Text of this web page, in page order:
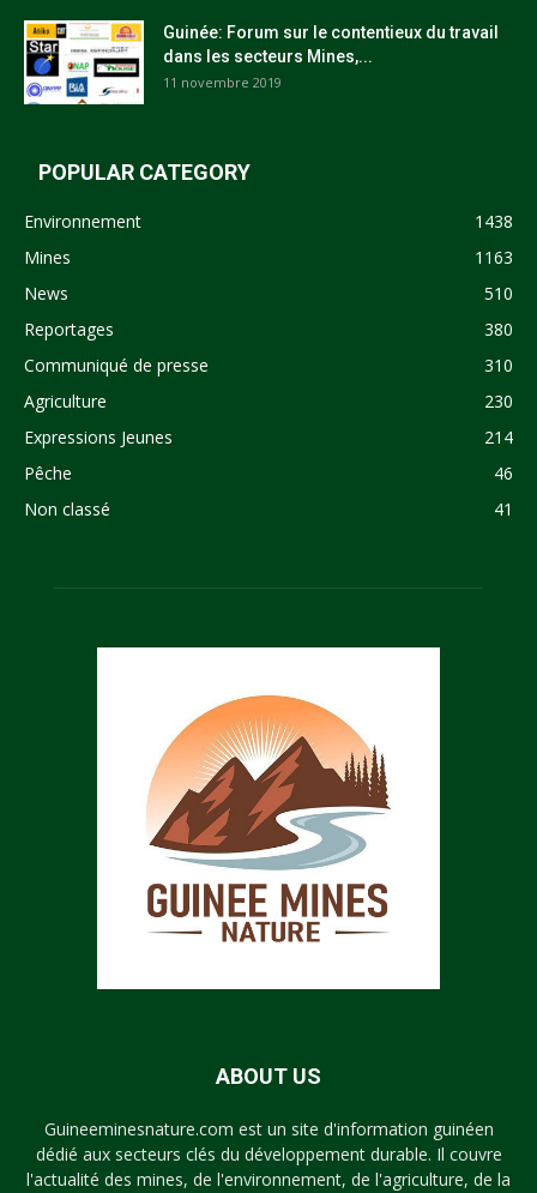
Guinée: Forum sur le contentieux du travail
dans les secteurs Mines,...
11 novembre 2019
POPULAR CATEGORY
Environnement
1438
Mines
1163
News
510
Reportages
380
Communiqué de presse
310
Agriculture
230
Expressions Jeunes
214
Pêche
46
Non classé
41
ABOUT US
Guineeminesnature.com est un site d'information guinéen
dédié aux secteurs clés du développement durable. Il couvre
l'actualité des mines, de l'environnement, de l'agriculture, de la